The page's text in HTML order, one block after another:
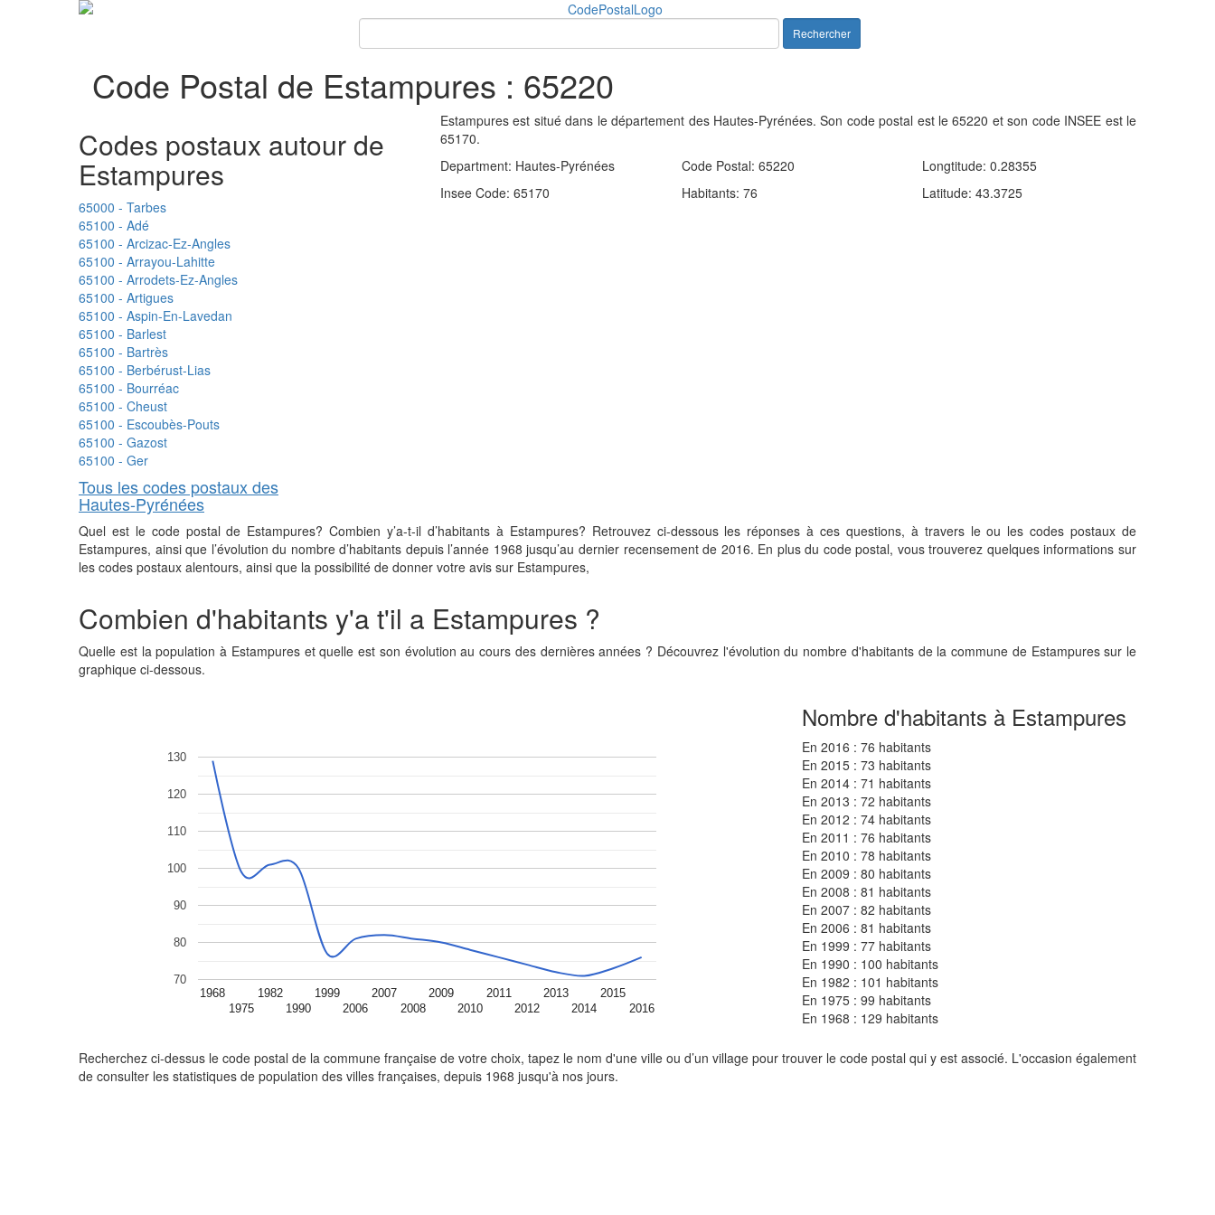
Rechercher
Code Postal de Estampures : 65220
Codes postaux autour de
Estampures
65000 - Tarbes
65100 - Adé
65100 - Arcizac-Ez-Angles
65100 - Arrayou-Lahitte
65100 - Arrodets-Ez-Angles
65100 - Artigues
65100 - Aspin-En-Lavedan
65100 - Barlest
65100 - Bartrès
65100 - Berbérust-Lias
65100 - Bourréac
65100 - Cheust
65100 - Escoubès-Pouts
65100 - Gazost
65100 - Ger
Tous les codes postaux des
Hautes-Pyrénées
Estampures est situé dans le département des Hautes-Pyrénées. Son code postal est le 65220 et son code INSEE est le
65170.
Department: Hautes-Pyrénées
Insee Code: 65170
Code Postal: 65220
Habitants: 76
Longtitude: 0.28355
Latitude: 43.3725
Quel est le code postal de Estampures? Combien y’a-t-il d’habitants à Estampures? Retrouvez ci-dessous les réponses à ces questions, à travers le ou les codes postaux de
Estampures, ainsi que l’évolution du nombre d’habitants depuis l’année 1968 jusqu’au dernier recensement de 2016. En plus du code postal, vous trouverez quelques informations sur
les codes postaux alentours, ainsi que la possibilité de donner votre avis sur Estampures,
Combien d'habitants y'a t'il a Estampures ?
Quelle est la population à Estampures et quelle est son évolution au cours des dernières années ? Découvrez l'évolution du nombre d'habitants de la commune de Estampures sur le
graphique ci-dessous.
1968
1975
1982
1990
1999
2006
2007
2008
2009
2010
2011
2012
2013
2014
2015
2016
70
80
90
100
110
120
130
Nombre d'habitants à Estampures
En 2016 : 76 habitants
En 2015 : 73 habitants
En 2014 : 71 habitants
En 2013 : 72 habitants
En 2012 : 74 habitants
En 2011 : 76 habitants
En 2010 : 78 habitants
En 2009 : 80 habitants
En 2008 : 81 habitants
En 2007 : 82 habitants
En 2006 : 81 habitants
En 1999 : 77 habitants
En 1990 : 100 habitants
En 1982 : 101 habitants
En 1975 : 99 habitants
En 1968 : 129 habitants
Recherchez ci-dessus le code postal de la commune française de votre choix, tapez le nom d'une ville ou d’un village pour trouver le code postal qui y est associé. L'occasion également
de consulter les statistiques de population des villes françaises, depuis 1968 jusqu'à nos jours.